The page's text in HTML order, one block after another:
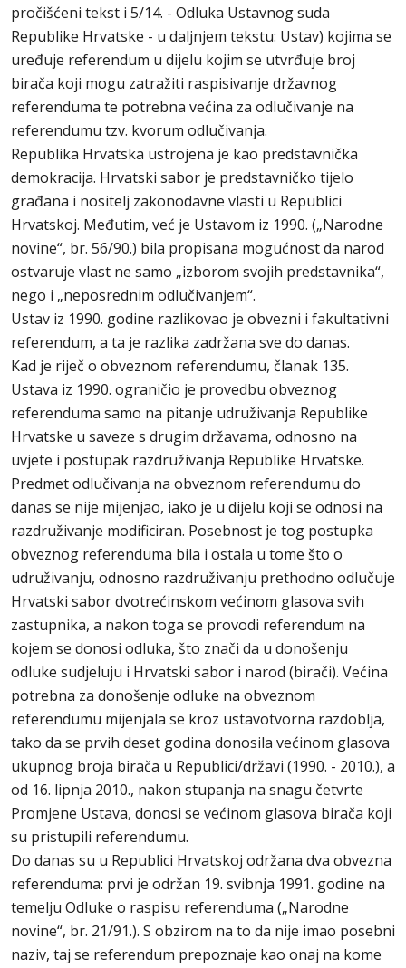
pročišćeni tekst i 5/14. - Odluka Ustavnog suda
Republike Hrvatske - u daljnjem tekstu: Ustav) kojima se
uređuje referendum u dijelu kojim se utvrđuje broj
birača koji mogu zatražiti raspisivanje državnog
referenduma te potrebna većina za odlučivanje na
referendumu tzv. kvorum odlučivanja.
Republika Hrvatska ustrojena je kao predstavnička
demokracija. Hrvatski sabor je predstavničko tijelo
građana i nositelj zakonodavne vlasti u Republici
Hrvatskoj. Međutim, već je Ustavom iz 1990. („Narodne
novine“, br. 56/90.) bila propisana mogućnost da narod
ostvaruje vlast ne samo „izborom svojih predstavnika“,
nego i „neposrednim odlučivanjem“.
Ustav iz 1990. godine razlikovao je obvezni i fakultativni
referendum, a ta je razlika zadržana sve do danas.
Kad je riječ o obveznom referendumu, članak 135.
Ustava iz 1990. ograničio je provedbu obveznog
referenduma samo na pitanje udruživanja Republike
Hrvatske u saveze s drugim državama, odnosno na
uvjete i postupak razdruživanja Republike Hrvatske.
Predmet odlučivanja na obveznom referendumu do
danas se nije mijenjao, iako je u dijelu koji se odnosi na
razdruživanje modificiran. Posebnost je tog postupka
obveznog referenduma bila i ostala u tome što o
udruživanju, odnosno razdruživanju prethodno odlučuje
Hrvatski sabor dvotrećinskom većinom glasova svih
zastupnika, a nakon toga se provodi referendum na
kojem se donosi odluka, što znači da u donošenju
odluke sudjeluju i Hrvatski sabor i narod (birači). Većina
potrebna za donošenje odluke na obveznom
referendumu mijenjala se kroz ustavotvorna razdoblja,
tako da se prvih deset godina donosila većinom glasova
ukupnog broja birača u Republici/državi (1990. - 2010.), a
od 16. lipnja 2010., nakon stupanja na snagu četvrte
Promjene Ustava, donosi se većinom glasova birača koji
su pristupili referendumu.
Do danas su u Republici Hrvatskoj održana dva obvezna
referenduma: prvi je održan 19. svibnja 1991. godine na
temelju Odluke o raspisu referenduma („Narodne
novine“, br. 21/91.). S obzirom na to da nije imao posebni
naziv, taj se referendum prepoznaje kao onaj na kome